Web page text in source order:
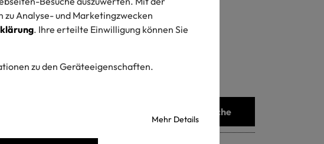
Analyse- und Marketingzwecken
. Ihre erteilte Einwilligung können Sie
zu den Geräteeigenschaften.
Mehr Details
Suche